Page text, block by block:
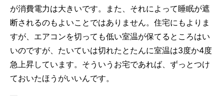
が消費電力は大きいです。また、それによって睡眠が遮
断されるのもよいことではありません。住宅にもよりま
すが、エアコンを切っても低い室温が保てるところはい
いのですが、たいていは切れたとたんに室温は3度か4度
急上昇しています。そういうお宅であれば、ずっとつけ
ておいたほうがいいんです。